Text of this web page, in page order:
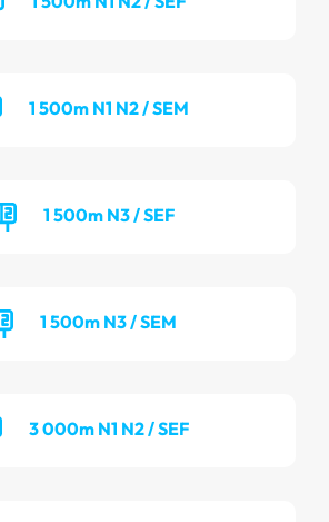
1 500m N1 N2 / SEM
1 500m N3 / SEF
1 500m N3 / SEM
3 000m N1 N2 / SEF